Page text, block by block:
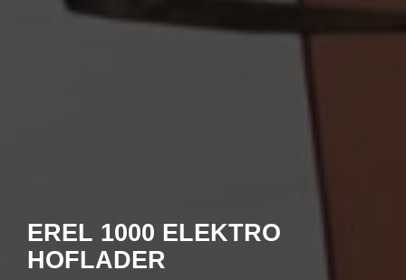
EREL 1000 ELEKTRO
HOFLADER